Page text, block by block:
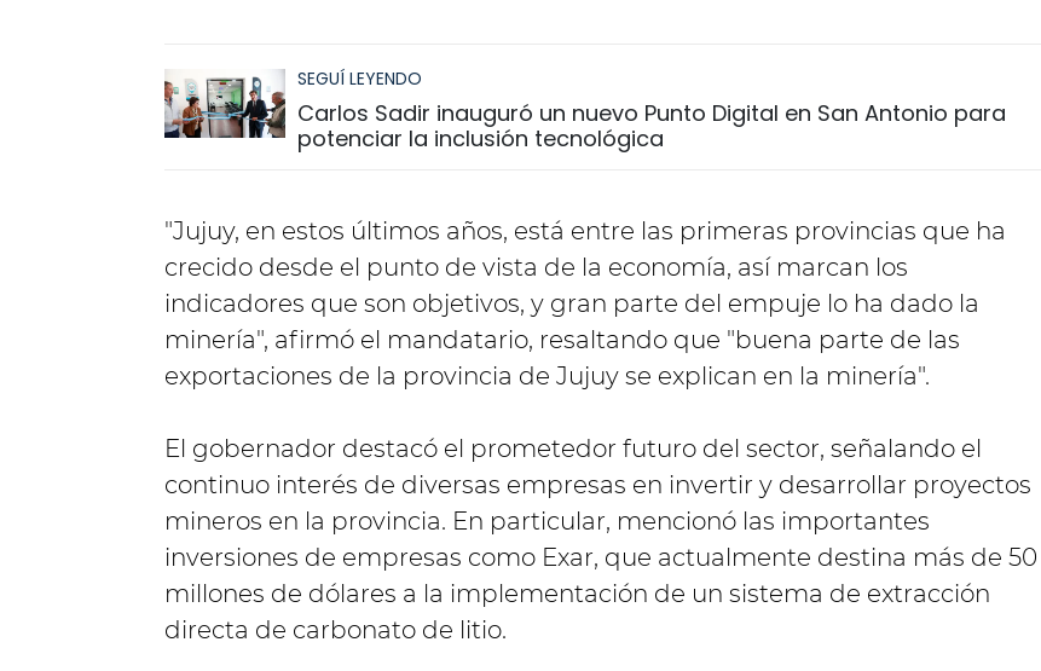
SEGUÍ LEYENDO
Carlos Sadir inauguró un nuevo Punto Digital en San Antonio para
potenciar la inclusión tecnológica
"Jujuy, en estos últimos años, está entre las primeras provincias que ha
crecido desde el punto de vista de la economía, así marcan los
indicadores que son objetivos, y gran parte del empuje lo ha dado la
minería", afirmó el mandatario, resaltando que "buena parte de las
exportaciones de la provincia de Jujuy se explican en la minería".
El gobernador destacó el prometedor futuro del sector, señalando el
continuo interés de diversas empresas en invertir y desarrollar proyectos
mineros en la provincia. En particular, mencionó las importantes
inversiones de empresas como Exar, que actualmente destina más de 50
millones de dólares a la implementación de un sistema de extracción
directa de carbonato de litio.